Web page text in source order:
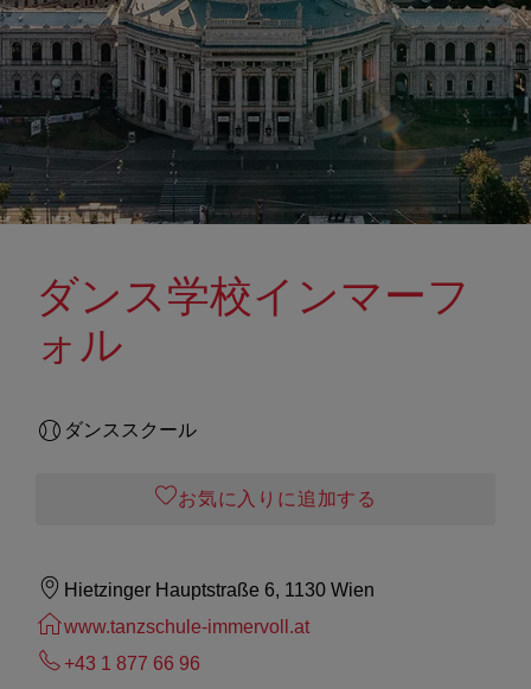
ダンス学校インマーフ
ォル
ダンススクール
お気に入りに追加する
Hietzinger Hauptstraße 6, 1130 Wien
www.tanzschule-immervoll.at
+43 1 877 66 96